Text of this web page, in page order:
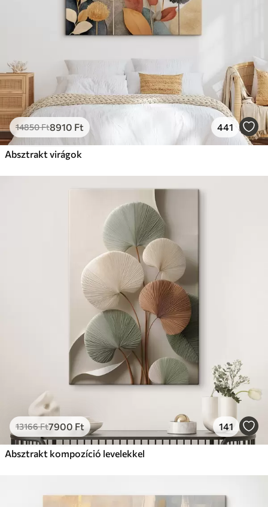
14850Ft8910 Ft 441
Absztrakt virágok
13166Ft7900 Ft 141
Absztrakt kompozíció levelekkel